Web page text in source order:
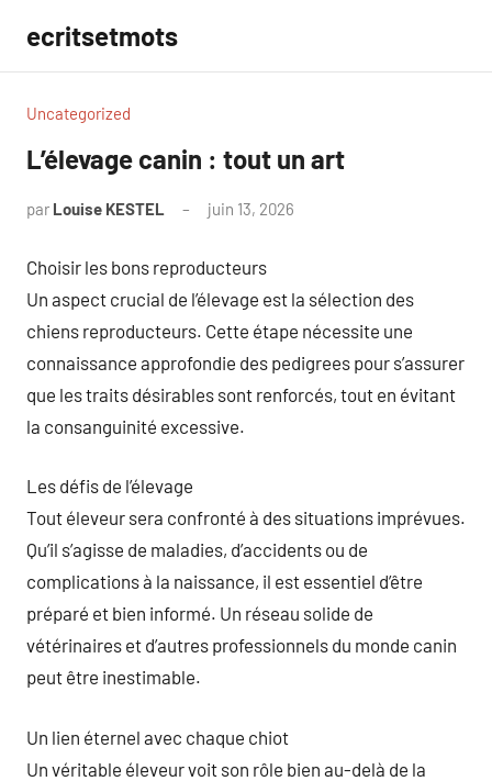
contenu
ecritsetmots
Uncategorized
L’élevage canin : tout un art
par Louise KESTEL juin 13, 2026
Choisir les bons reproducteurs
Un aspect crucial de l’élevage est la sélection des
chiens reproducteurs. Cette étape nécessite une
connaissance approfondie des pedigrees pour s’assurer
que les traits désirables sont renforcés, tout en évitant
la consanguinité excessive.
Les défis de l’élevage
Tout éleveur sera confronté à des situations imprévues.
Qu’il s’agisse de maladies, d’accidents ou de
complications à la naissance, il est essentiel d’être
préparé et bien informé. Un réseau solide de
vétérinaires et d’autres professionnels du monde canin
peut être inestimable.
Un lien éternel avec chaque chiot
Un véritable éleveur voit son rôle bien au-delà de la